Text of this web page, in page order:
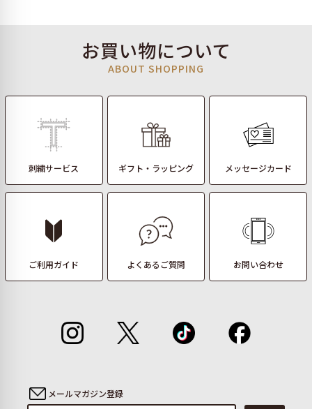
お買い物について
ABOUT SHOPPING
刺繍サービス ギフト・ラッピング メッセージカード
ご利用ガイド よくあるご質問 お問い合わせ
メールマガジン登録